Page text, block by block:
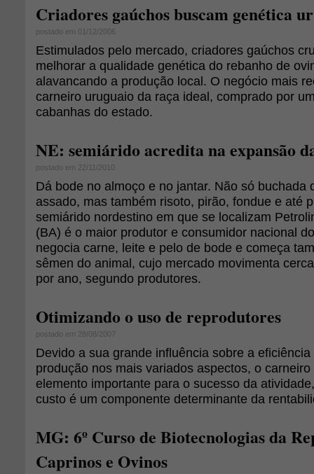
Criadores gaúchos buscam genética
postado em 01/12/2006
Estimulados pelo mercado, criadores gaúchos
melhorar a qualidade genética do rebanho de
alavancando a produção local. O negócio mais
carneiro uruguaio da raça ideal, comprado por
cabanhas do estado.
NE: semiárido acredita na expansão
postado em 22/11/2010
Dá bode no almoço e no jantar. Não só buchada
assado, mas também risoto, pirão, fondue e até
semiárido nordestino em que se localizam
(BA) é o maior produtor e consumidor nacional
negocia carne, leite e pelo de bode e começa
sêmen do animal, cujo mercado movimenta
por ano, segundo produtores.
Otimizando o uso de reprodutores
postado em 28/08/2007
Devido a sua grande influência sobre a
produção nos mais variados aspectos, o
elemento importante para o sucesso da
custo é um componente determinante da
MG: 6º Curso de Biotecnologias da
Caprinos e Ovinos